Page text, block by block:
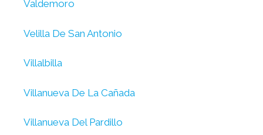
Valdemoro
Velilla De San Antonio
Villalbilla
Villanueva De La Cañada
Villanueva Del Pardillo